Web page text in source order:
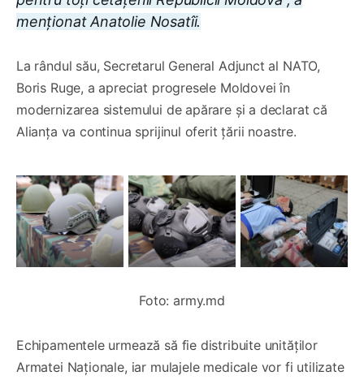
menționat Anatolie Nosatîi.
La rândul său, Secretarul General Adjunct al NATO,
Boris Ruge, a apreciat progresele Moldovei în
modernizarea sistemului de apărare și a declarat că
Alianța va continua sprijinul oferit țării noastre.
Foto: army.md
Echipamentele urmează să fie distribuite unităților
Armatei Naționale, iar mulajele medicale vor fi utilizate